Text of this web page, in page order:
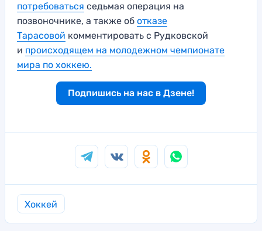
потребоваться седьмая операция на
позвоночнике, а также об отказе
Тарасовой комментировать с Рудковской
и происходящем на молодежном чемпионате
мира по хоккею.
Подпишись на нас в Дзене!
Хоккей